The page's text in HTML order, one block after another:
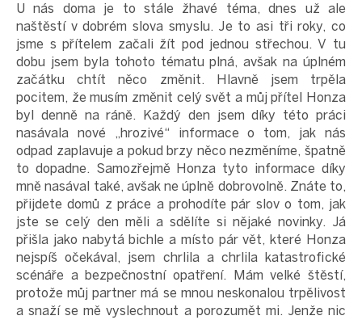
U nás doma je to stále žhavé téma, dnes už ale
naštěstí v dobrém slova smyslu. Je to asi tři roky, co
jsme s přítelem začali žít pod jednou střechou. V tu
dobu jsem byla tohoto tématu plná, avšak na úplném
začátku chtít něco změnit. Hlavně jsem trpěla
pocitem, že musím změnit celý svět a můj přítel Honza
byl denně na ráně. Každý den jsem díky této práci
nasávala nové „hrozivé“ informace o tom, jak nás
odpad zaplavuje a pokud brzy něco nezměníme, špatně
to dopadne. Samozřejmě Honza tyto informace díky
mně nasával také, avšak ne úplně dobrovolně. Znáte to,
přijdete domů z práce a prohodíte pár slov o tom, jak
jste se celý den měli a sdělíte si nějaké novinky. Já
přišla jako nabytá bichle a místo pár vět, které Honza
nejspíš očekával, jsem chrlila a chrlila katastrofické
scénáře a bezpečnostní opatření. Mám velké štěstí,
protože můj partner má se mnou neskonalou trpělivost
a snaží se mě vyslechnout a porozumět mi. Jenže nic